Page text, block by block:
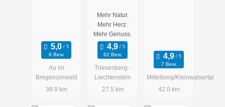
8 Bew.
Au im
Bregenzerwald
38.9 km
Liechtenstei
n
Mehr Natur.
Mehr Herz.
Mehr Genuss.
62 Bew.
Triesenberg -
Liechtenstein
27.5 km
7 Bew.
Mittelberg/Kleinwalsertal
42.0 km